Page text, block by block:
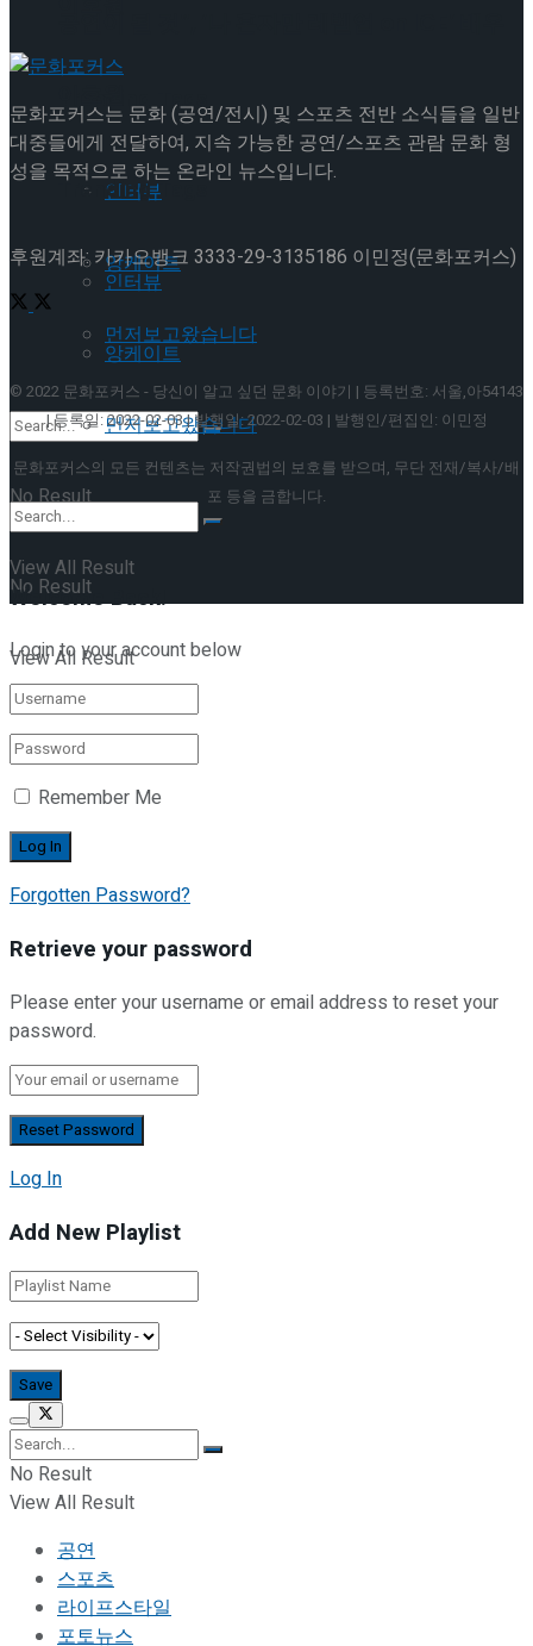
Trending Tags
인터뷰
앙케이트
먼저보고왔습니다
No Result
View All Result
Trending Tags
인터뷰
앙케이트
먼저보고왔습니다
No Result
View All Result
문화포커스는 문화 (공연/전시) 및 스포츠 전반 소식들을 일반
대중들에게 전달하여, 지속 가능한 공연/스포츠 관람 문화 형
성을 목적으로 하는 온라인 뉴스입니다.
후원계좌: 카카오뱅크 3333-29-3135186 이민정(문화포커스)
© 2022 문화포커스 - 당신이 알고 싶던 문화 이야기 | 등록번호: 서울,아54143
| 등록일: 2022-02-03 | 발행일: 2022-02-03 | 발행인/편집인: 이민정
문화포커스의 모든 컨텐츠는 저작권법의 보호를 받으며, 무단 전재/복사/배
포 등을 금합니다.
Welcome Back!
Login to your account below
Remember Me
Forgotten Password?
Retrieve your password
Please enter your username or email address to reset your
password.
Log In
Add New Playlist
No Result
View All Result
공연
스포츠
라이프스타일
포토뉴스